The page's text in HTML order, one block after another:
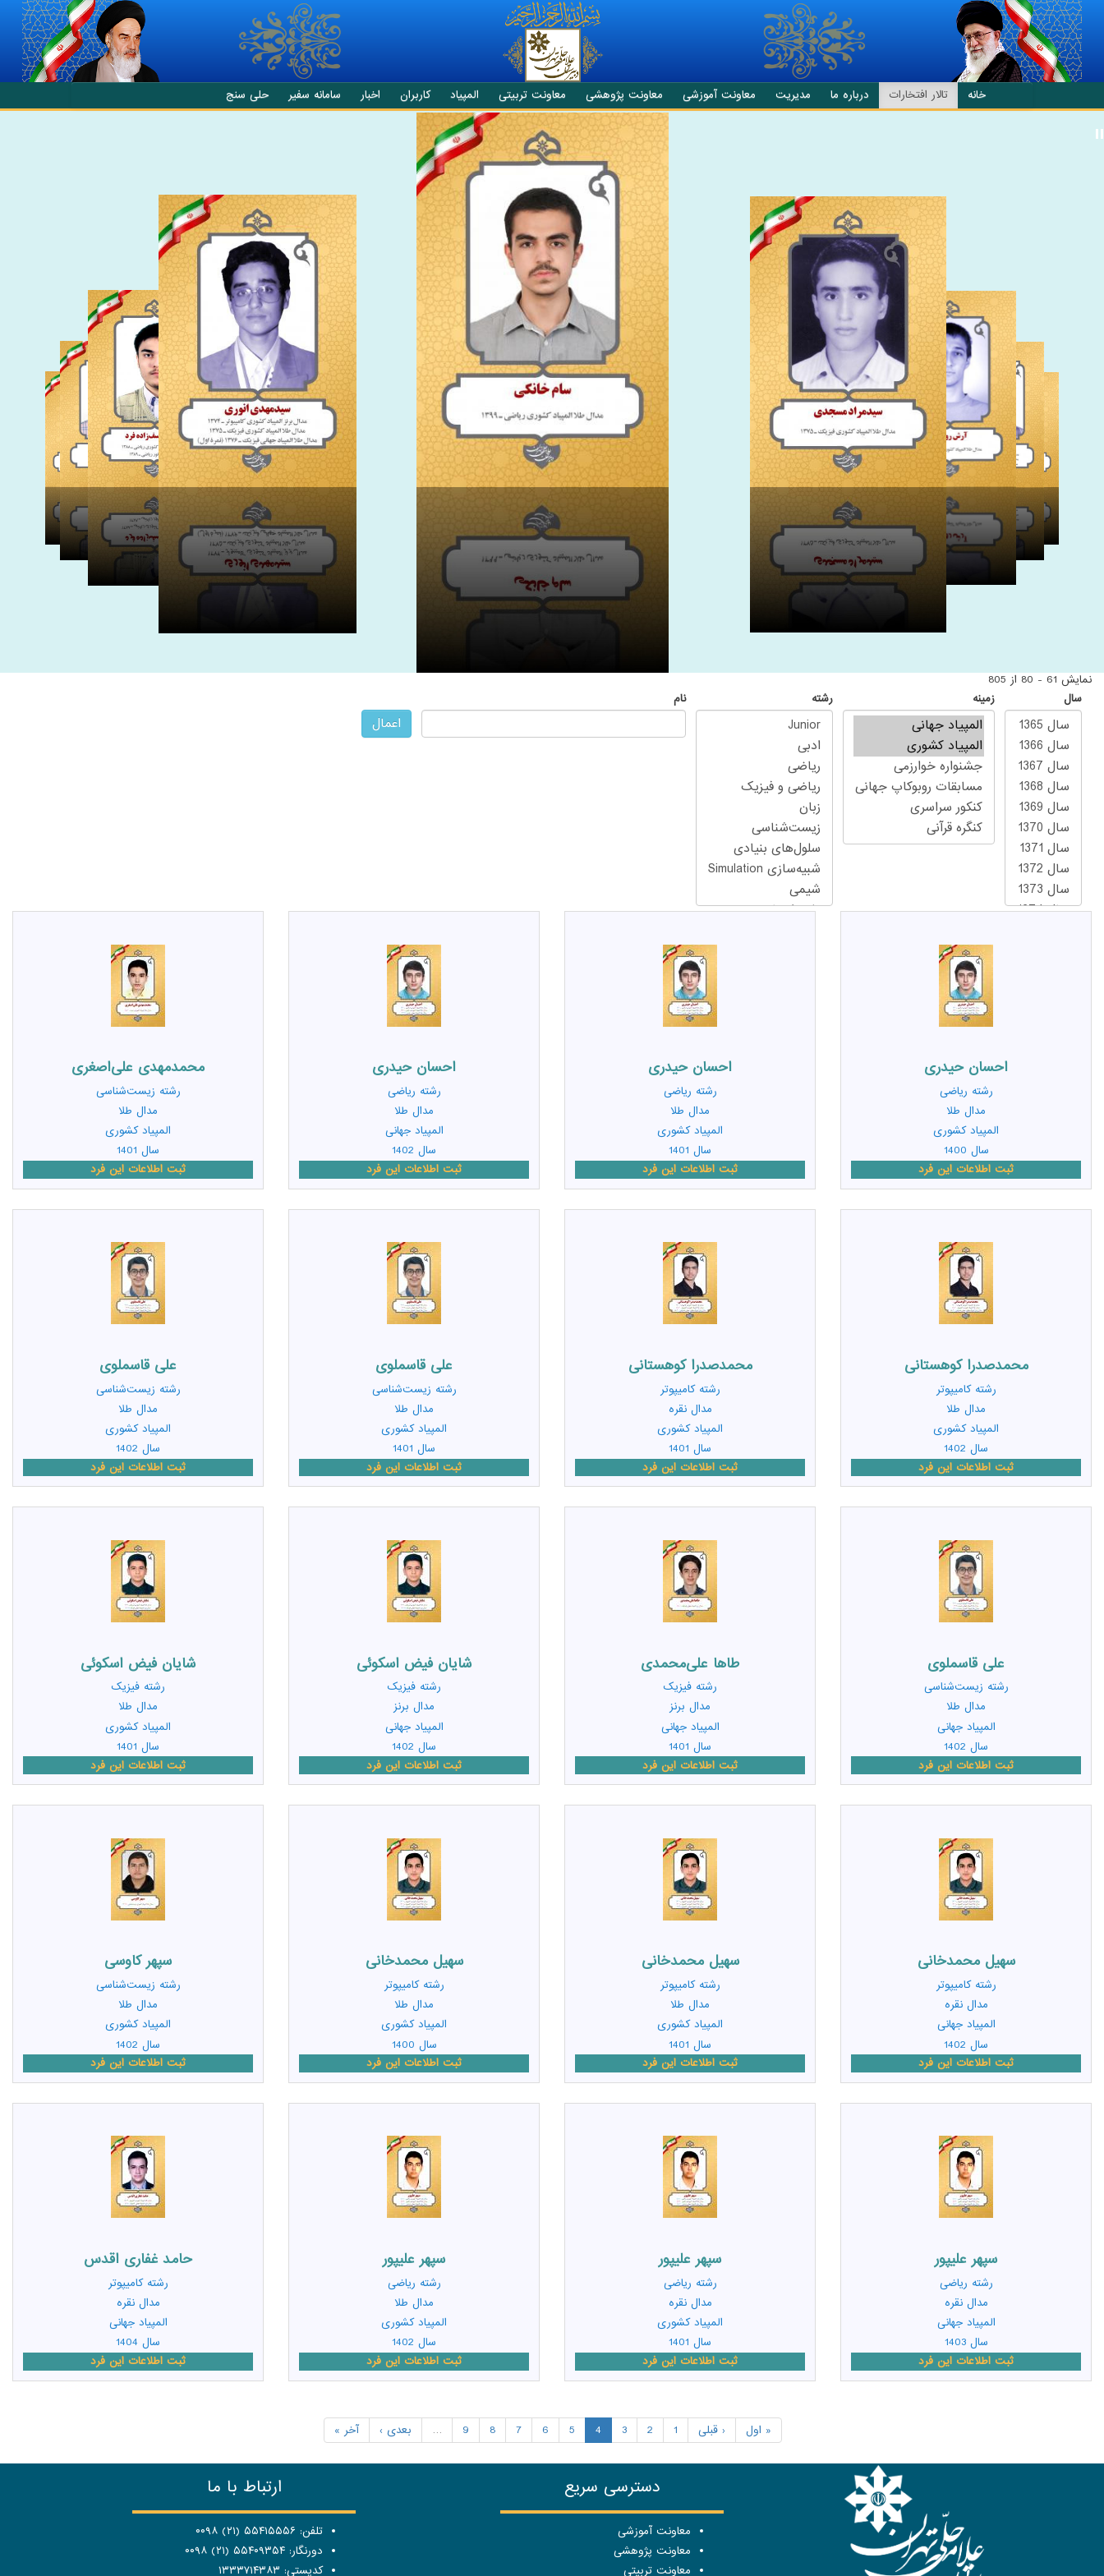
انتقال به محتوای اصلی
خانه تالار افتخارات درباره ما مدیریت معاونت آموزشی معاونت پژوهشی معاونت تربیتی المپیاد کاربران اخبار سامانه سفیر حلی سنج
نمایش 61 - 80 از 805
سال
زمینه رشته نام
اعمال
احسان حیدری
رشته ریاضی
مدال طلا
المپیاد کشوری
سال 1400
ثبت اطلاعات این فرد
احسان حیدری
رشته ریاضی
مدال طلا
المپیاد کشوری
سال 1401
ثبت اطلاعات این فرد
احسان حیدری
رشته ریاضی
مدال طلا
المپیاد جهانی
سال 1402
ثبت اطلاعات این فرد
محمدمهدی علی‌اصغری
رشته زیست‌شناسی
مدال طلا
المپیاد کشوری
سال 1401
ثبت اطلاعات این فرد
محمدصدرا کوهستانی
رشته کامیپوتر
مدال طلا
المپیاد کشوری
سال 1402
ثبت اطلاعات این فرد
محمدصدرا کوهستانی
رشته کامیپوتر
مدال نقره
المپیاد کشوری
سال 1401
ثبت اطلاعات این فرد
علی قاسملوی
رشته زیست‌شناسی
مدال طلا
المپیاد کشوری
سال 1401
ثبت اطلاعات این فرد
علی قاسملوی
رشته زیست‌شناسی
مدال طلا
المپیاد کشوری
سال 1402
ثبت اطلاعات این فرد
علی قاسملوی
رشته زیست‌شناسی
مدال طلا
المپیاد جهانی
سال 1402
ثبت اطلاعات این فرد
طاها علی‌محمدی
رشته فیزیک
مدال برنز
المپیاد جهانی
سال 1401
ثبت اطلاعات این فرد
شایان فیض اسکوئی
رشته فیزیک
مدال برنز
المپیاد جهانی
سال 1402
ثبت اطلاعات این فرد
شایان فیض اسکوئی
رشته فیزیک
مدال طلا
المپیاد کشوری
سال 1401
ثبت اطلاعات این فرد
سهیل محمدخانی
رشته کامیپوتر
مدال نقره
المپیاد جهانی
سال 1402
ثبت اطلاعات این فرد
سهیل محمدخانی
رشته کامیپوتر
مدال طلا
المپیاد کشوری
سال 1401
ثبت اطلاعات این فرد
سهیل محمدخانی
رشته کامیپوتر
مدال طلا
المپیاد کشوری
سال 1400
ثبت اطلاعات این فرد
سپهر کاوسی
رشته زیست‌شناسی
مدال طلا
المپیاد کشوری
سال 1402
ثبت اطلاعات این فرد
سپهر علیپور
رشته ریاضی
مدال نقره
المپیاد جهانی
سال 1403
ثبت اطلاعات این فرد
سپهر علیپور
رشته ریاضی
مدال نقره
المپیاد کشوری
سال 1401
ثبت اطلاعات این فرد
سپهر علیپور
رشته ریاضی
مدال طلا
المپیاد کشوری
سال 1402
ثبت اطلاعات این فرد
حامد غفاری اقدس
رشته کامیپوتر
مدال نقره
المپیاد جهانی
سال 1404
ثبت اطلاعات این فرد
« اول ‹ قبلی 1
2
3
4
5
6
7
8
9
… بعدی › آخر »
دسترسی سریع
معاونت آموزشی
معاونت پژوهشی
معاونت تربیتی
ارتباط با ما
تلفن: ۵۵۴۱۵۵۵۶ (۲۱) ۰۰۹۸
دورنگار: ۵۵۴۰۹۳۵۴ (۲۱) ۰۰۹۸
کدپستی: ۱۳۳۳۷۱۴۳۸۳